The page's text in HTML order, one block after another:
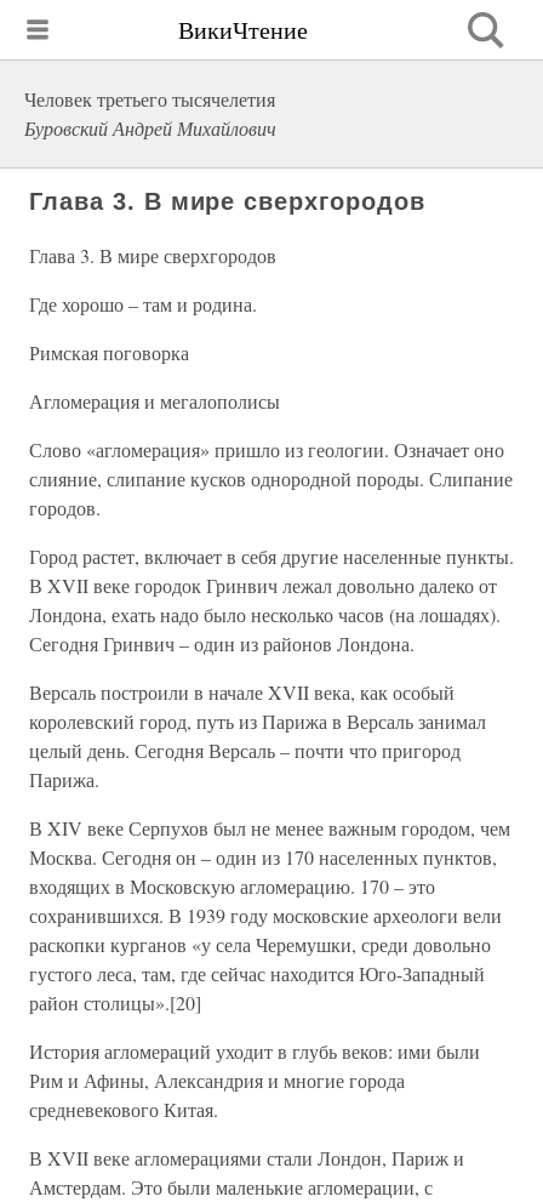
ВикиЧтение
Человек третьего тысячелетия
Буровский Андрей Михайлович
Глава 3. В мире сверхгородов
Глава 3. В мире сверхгородов
Где хорошо – там и родина.
Римская поговорка
Агломерация и мегалополисы
Слово «агломерация» пришло из геологии. Означает оно
слияние, слипание кусков однородной породы. Слипание
городов.
Город растет, включает в себя другие населенные пункты.
В XVII веке городок Гринвич лежал довольно далеко от
Лондона, ехать надо было несколько часов (на лошадях).
Сегодня Гринвич – один из районов Лондона.
Версаль построили в начале XVII века, как особый
королевский город, путь из Парижа в Версаль занимал
целый день. Сегодня Версаль – почти что пригород
Парижа.
В XIV веке Серпухов был не менее важным городом, чем
Москва. Сегодня он – один из 170 населенных пунктов,
входящих в Московскую агломерацию. 170 – это
сохранившихся. В 1939 году московские археологи вели
раскопки курганов «у села Черемушки, среди довольно
густого леса, там, где сейчас находится Юго-Западный
район столицы».[20]
История агломераций уходит в глубь веков: ими были
Рим и Афины, Александрия и многие города
средневекового Китая.
В XVII веке агломерациями стали Лондон, Париж и
Амстердам. Это были маленькие агломерации, с